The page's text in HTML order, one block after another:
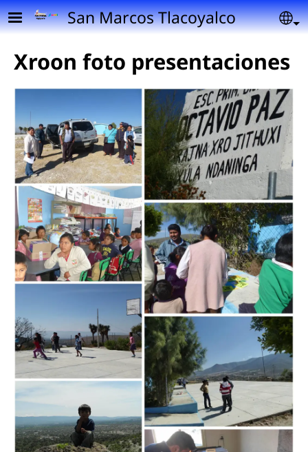
Pasar al contenido principal
San Marcos Tlacoyalco
Xroon foto presentaciones